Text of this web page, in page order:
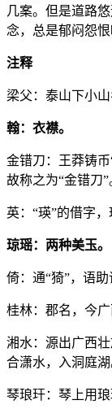
几案。但是道路
念，总是郁闷怨恨
注释
梁父：泰山下小山
翰：衣襟。
金错刀：王莽铸币
故称之为“金错刀”
英：“瑛”的借字，
琼瑶：两种美玉。
倚：通“猗”，语助
桂林：郡名，今广
湘水：源出广西
合潇水，入洞庭湖
琴琅玕：琴上用